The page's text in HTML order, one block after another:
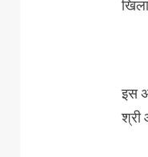
इस
श्री